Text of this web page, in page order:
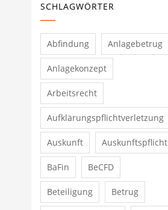
SCHLAGWÖRTER
Abfindung Anlagebetrug
Anlagekonzept
Arbeitsrecht
Aufklärungspflichtverletzung
Auskunft Auskunftspflicht
BaFin BeCFD
Beteiligung Betrug